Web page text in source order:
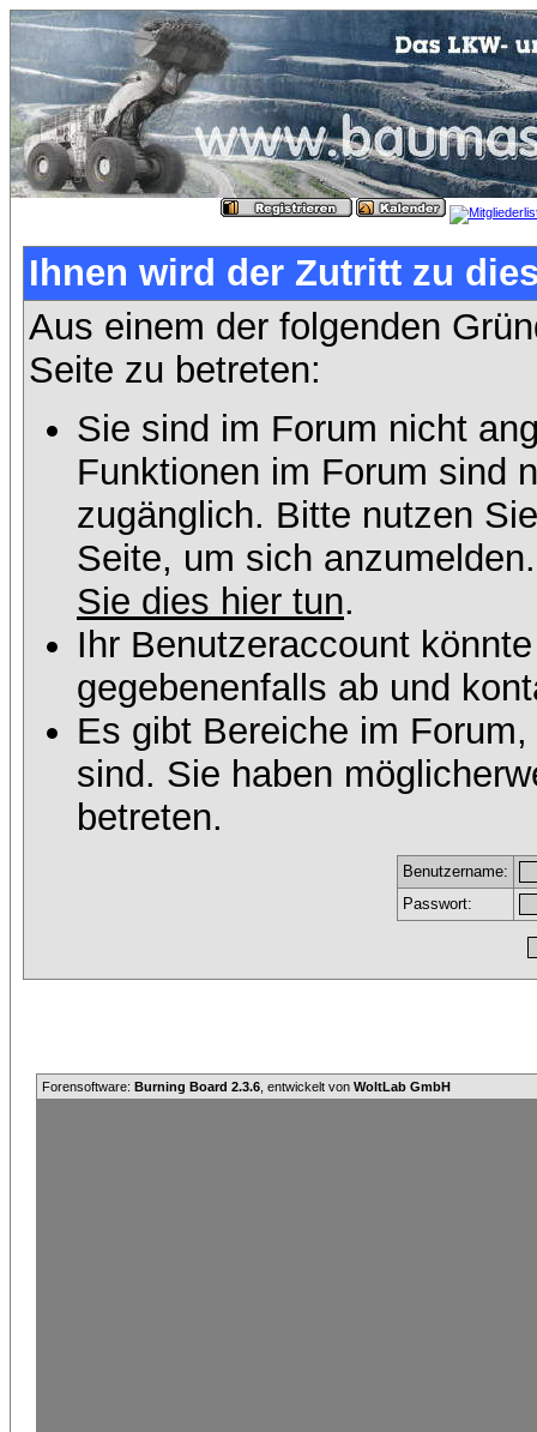
Ihnen wird der Zutritt zu
Aus einem der folgenden
Seite zu betreten:
Sie sind im Forum nicht
Funktionen im Forum sind
zugänglich. Bitte nutzen
Seite, um sich
Sie dies hier tun.
Ihr Benutzeraccount
gegebenenfalls ab und
Es gibt Bereiche im
sind. Sie haben
betreten.
Benutzername:
Passwort:
Forensoftware: Burning Board 2.3.6 , entwickelt von WoltLab GmbH